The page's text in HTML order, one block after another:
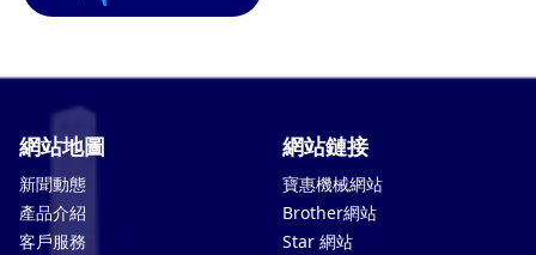
網站地圖
新聞動態
產品介紹
客戶服務
網站鏈接
寶惠機械網站
Brother網站
Star 網站